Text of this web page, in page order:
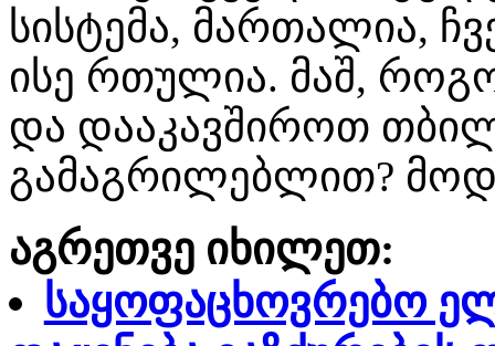
სისტემა, მართალია,
ისე რთულია. მაშ,
და დააკავშიროთ
გამაგრილებლით?
აგრეთვე იხილეთ:
საყოფაცხოვრებო